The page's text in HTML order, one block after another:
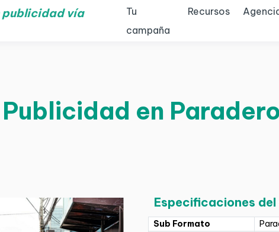
publicidad vía
Tu
campaña
Recursos
en
Especificaciones
Sub Formato